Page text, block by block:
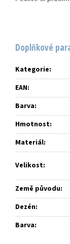
Doplňkové
Kategorie:
EAN:
Barva:
Hmotnost:
Materiál:
Velikost:
Země původu:
Dezén:
Barva: